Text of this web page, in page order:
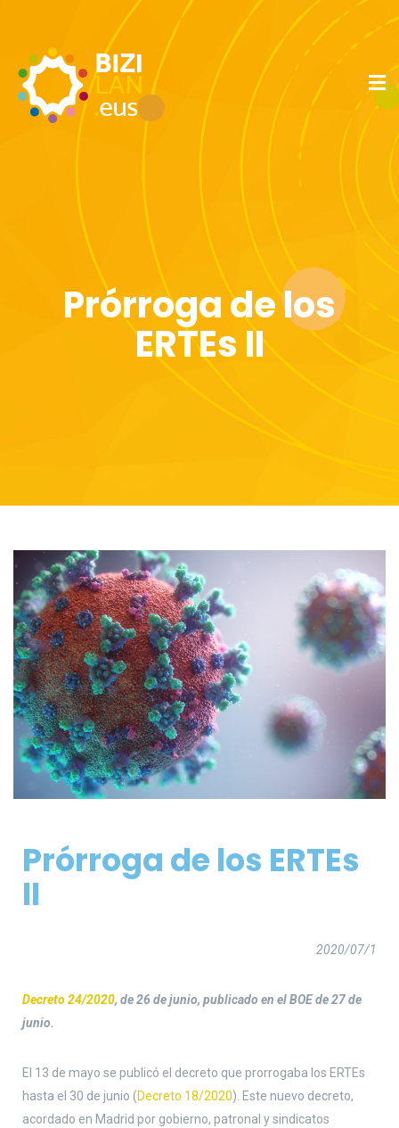
Prórroga de los
ERTEs II
Prórroga de los ERTEs
II
2020/07/1
Decreto 24/2020, de 26 de junio, publicado en el BOE de 27 de
junio.
El 13 de mayo se publicó el decreto que prorrogaba los ERTEs
hasta el 30 de junio (Decreto 18/2020). Este nuevo decreto,
acordado en Madrid por gobierno, patronal y sindicatos